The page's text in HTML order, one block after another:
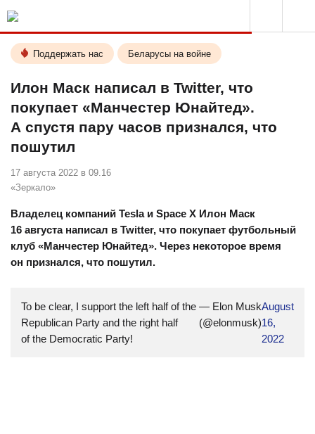
Поддержать нас Беларусы на войне
Илон Маск написал в Twitter, что
покупает «Манчестер Юнайтед».
А спустя пару часов признался, что
пошутил
17 августа 2022 в 09.16
«Зеркало»
Владелец компаний Tesla и Space X Илон Маск
16 августа написал в Twitter, что покупает футбольный
клуб «Манчестер Юнайтед». Через некоторое время
он признался, что пошутил.
To be clear, I support the left half of the
Republican Party and the right half
of the Democratic Party!
— Elon Musk
(@elonmusk)
August
16,
2022